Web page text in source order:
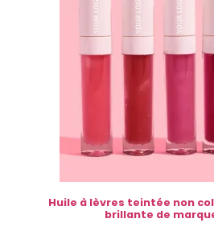
Huile à lèvres teintée non
brillante de